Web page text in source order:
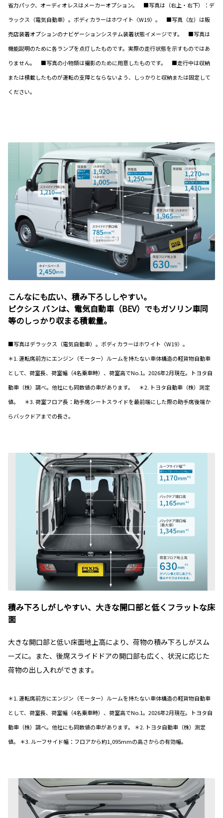
省力パック、オーディオレスはメーカーオプション。 ■写真は（右上・右下）：デ
ラックス（電気自動車）。ボディカラーはホワイト〈W19〉。 ■写真（左）は販
売店装着オプションのナビゲーションシステム装着状態イメージです。 ■写真は
機能説明のために各ランプを点灯したものです。実際の走行状態を示すものではあ
りません。 ■写真の小物類は撮影のために用意したものです。 ■走行中は収納
または積載したものが運転の支障とならないよう、しっかりと収納または固定して
ください。
こんなにも広い、積み下ろししやすい。
ピクシス バンは、電気自動車（BEV）でもガソリン車同
等のしっかり収まる積載量。
■写真はデラックス（電気自動車）。ボディカラーはホワイト〈W19〉。
＊1. 運転席前方にエンジン（モーター）ルームを持たない車体構造の軽貨物自動車
として、荷室長、荷室幅（4名乗車時）、荷室高でNo.1。2026年2月現在。トヨタ自
動車（株）調べ。他社にも同数値の車があります。 ＊2. トヨタ自動車（株）測定
値。 ＊3. 荷室フロア長：助手席シートスライドを最前端にした際の助手席後端か
らバックドアまでの長さ。
積み下ろしがしやすい、大きな開口部と低くフラットな床
面
大きな開口部と低い床面地上高により、荷物の積み下ろしがスム
ーズに。また、後席スライドドアの開口部も広く、状況に応じた
荷物の出し入れができます。
＊1. 運転席前方にエンジン（モーター）ルームを持たない車体構造の軽貨物自動車
として、荷室長、荷室幅（4名乗車時）、荷室高でNo.1。2026年2月現在。トヨタ自
動車（株）調べ。他社にも同数値の車があります。 ＊2. トヨタ自動車（株）測定
値。 ＊3. ルーフサイド幅：フロアから約1,095mmの高さからの有効幅。